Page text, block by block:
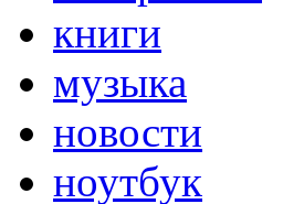
книги
музыка
новости
ноутбук